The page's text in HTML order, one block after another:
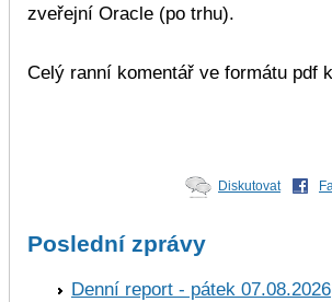
zveřejní Oracle (po trhu).
Celý ranní komentář ve formátu pdf
Diskutovat
Poslední zprávy
Denní report - pátek 07.08.2026